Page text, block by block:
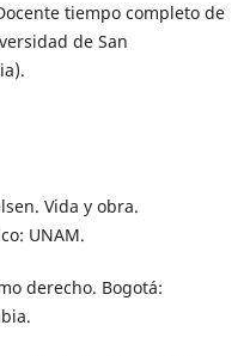
tiempo completo de
de San
Vida y obra.
UNAM.
derecho. Bogotá: